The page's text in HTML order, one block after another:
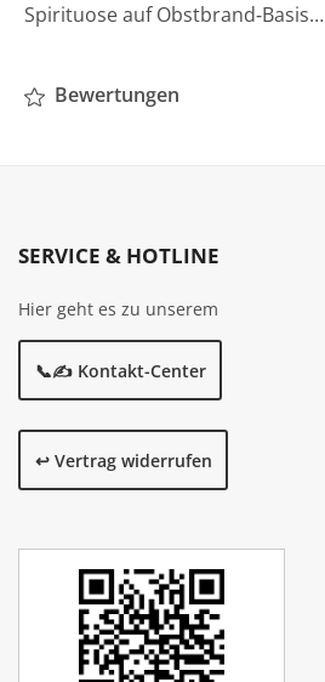
Spirituose auf Obstbrand‑Basis…
Bewertungen
SERVICE & HOTLINE
Hier geht es zu unserem
📞✍️ Kontakt-Center
↩️ Vertrag widerrufen